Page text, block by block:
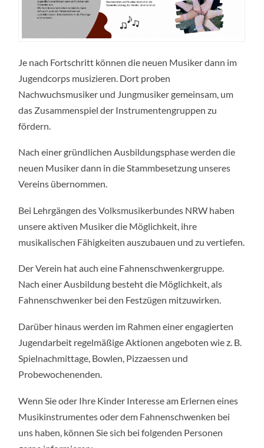
Je nach Fortschritt können die neuen Musiker dann im
Jugendcorps musizieren. Dort proben
Nachwuchsmusiker und Jungmusiker gemeinsam, um
das Zusammenspiel der Instrumentengruppen zu
fördern.
Nach einer gründlichen Ausbildungsphase werden die
neuen Musiker dann in die Stammbesetzung unseres
Vereins übernommen.
Bei Lehrgängen des Volksmusikerbundes NRW haben
unsere aktiven Musiker die Möglichkeit, ihre
musikalischen Fähigkeiten auszubauen und zu vertiefen.
Der Verein hat auch eine Fahnenschwenkergruppe.
Nach einer Ausbildung besteht die Möglichkeit, als
Fahnenschwenker bei den Festzügen mitzuwirken.
Darüber hinaus werden im Rahmen einer engagierten
Jugendarbeit regelmäßige Aktionen angeboten wie z. B.
Spielnachmittage, Bowlen, Pizzaessen und
Probewochenenden.
Wenn Sie oder Ihre Kinder Interesse am Erlernen eines
Musikinstrumentes oder dem Fahnenschwenken bei
uns haben, können Sie sich bei folgenden Personen